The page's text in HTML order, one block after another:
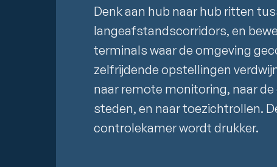
Denk aan hub naar hub ritten
langeafstandscorridors, en
terminals waar de omgeving
zelfrijdende opstellingen
naar remote monitoring, naar
steden, en naar toezichtrollen.
controlekamer wordt drukker.